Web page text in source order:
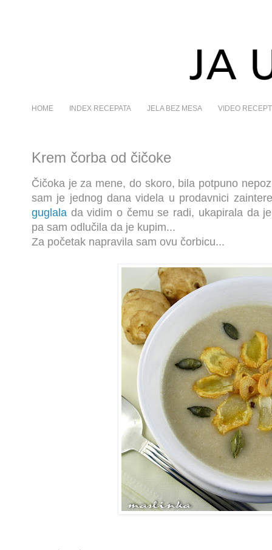
HOME INDEX RECEPATA JELA BEZ MESA VIDEO
Krem čorba od čičoke
Čičoka je za mene, do skoro, bila potpuno
sam je jednog dana videla u prodavnici
guglala da vidim o čemu se radi, ukapirala da
pa sam odlučila da je kupim...
Za početak napravila sam ovu čorbicu...